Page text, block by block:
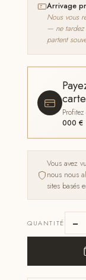
Arrivage
Nous vous
— ne tardez
partent
000 €
Vous avez
nous nous
sites basés
QUANTITÉ −